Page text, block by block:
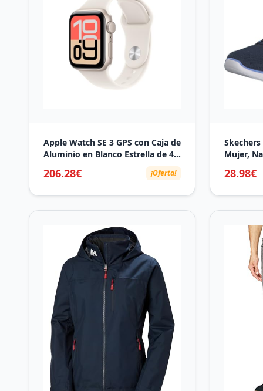
Apple Watch SE 3 GPS con Caja de
Aluminio en Blanco Estrella de 40
mm y Correa Deportiva Blanco
Estrella-Talla S/M.Monitores de
Siempre Activa
206.28€ ¡Oferta!
Mujer,
28.98€